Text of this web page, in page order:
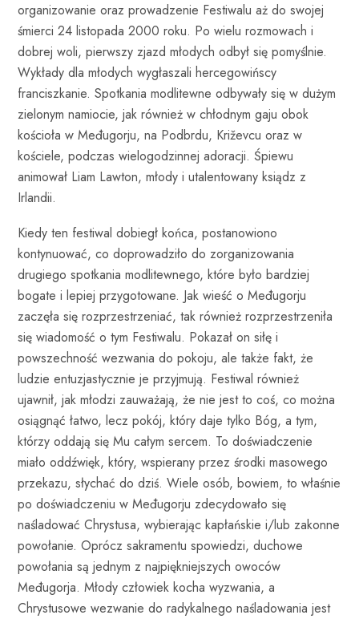
organizowanie oraz prowadzenie Festiwalu aż do swojej
śmierci 24 listopada 2000 roku. Po wielu rozmowach i
dobrej woli, pierwszy zjazd młodych odbył się pomyślnie.
Wykłady dla młodych wygłaszali hercegowińscy
franciszkanie. Spotkania modlitewne odbywały się w dużym
zielonym namiocie, jak również w chłodnym gaju obok
kościoła w Međugorju, na Podbrdu, Križevcu oraz w
kościele, podczas wielogodzinnej adoracji. Śpiewu
animował Liam Lawton, młody i utalentowany ksiądz z
Irlandii.
Kiedy ten festiwal dobiegł końca, postanowiono
kontynuować, co doprowadziło do zorganizowania
drugiego spotkania modlitewnego, które było bardziej
bogate i lepiej przygotowane. Jak wieść o Međugorju
zaczęła się rozprzestrzeniać, tak również rozprzestrzeniła
się wiadomość o tym Festiwalu. Pokazał on siłę i
powszechność wezwania do pokoju, ale także fakt, że
ludzie entuzjastycznie je przyjmują. Festiwal również
ujawnił, jak młodzi zauważają, że nie jest to coś, co można
osiągnąć łatwo, lecz pokój, który daje tylko Bóg, a tym,
którzy oddają się Mu całym sercem. To doświadczenie
miało oddźwięk, który, wspierany przez środki masowego
przekazu, słychać do dziś. Wiele osób, bowiem, to właśnie
po doświadczeniu w Međugorju zdecydowało się
naśladować Chrystusa, wybierając kapłańskie i/lub zakonne
powołanie. Oprócz sakramentu spowiedzi, duchowe
powołania są jednym z najpiękniejszych owoców
Međugorja. Młody człowiek kocha wyzwania, a
Chrystusowe wezwanie do radykalnego naśladowania jest